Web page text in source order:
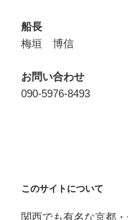
船長
梅垣 博信
お問い合わせ
090-5976-8493
このサイトについて
関西でも有名な京都